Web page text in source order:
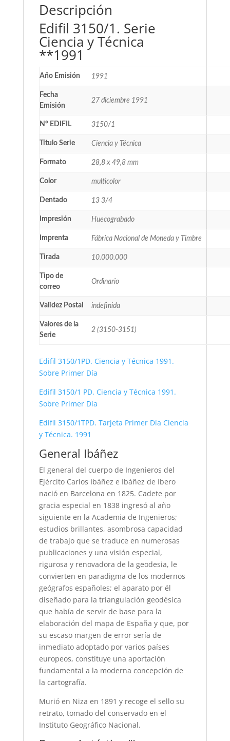
Descripción
Edifil 3150/1. Serie
Ciencia y Técnica
**1991
Año Emisión 1991
Fecha
Emisión
27 diciembre 1991
Nº EDIFIL 3150/1
Título Serie Ciencia y Técnica
Formato 28,8 x 49,8 mm
Color multicolor
Dentado 13 3/4
Impresión Huecograbado
Imprenta Fábrica Nacional de Moneda y Timbre
Tirada 10.000.000
Tipo de
correo
Ordinario
Validez Postal indefinida
Valores de la
Serie
2 (3150-3151)
Edifil 3150/1PD. Ciencia y Técnica 1991.
Sobre Primer Día
Edifil 3150/1 PD. Ciencia y Técnica 1991.
Sobre Primer Día
Edifil 3150/1TPD. Tarjeta Primer Día Ciencia
y Técnica. 1991
General Ibáñez
El general del cuerpo de Ingenieros del
Ejército Carlos Ibáñez e Ibáñez de Ibero
nació en Barcelona en 1825. Cadete por
gracia especial en 1838 ingresó al año
siguiente en la Academia de Ingenieros;
estudios brillantes, asombrosa capacidad
de trabajo que se traduce en numerosas
publicaciones y una visión especial,
rigurosa y renovadora de la geodesia, le
convierten en paradigma de los modernos
geógrafos españoles; el aparato por él
diseñado para la triangulación geodésica
que había de servir de base para la
elaboración del mapa de España y que, por
su escaso margen de error sería de
inmediato adoptado por varios países
europeos, constituye una aportación
fundamental a la moderna concepción de
la cartografía.
Murió en Niza en 1891 y recoge el sello su
retrato, tomado del conservado en el
Instituto Geográfico Nacional.